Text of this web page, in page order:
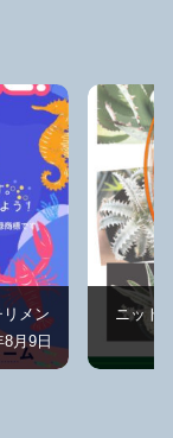
リメン
月9日
ニット